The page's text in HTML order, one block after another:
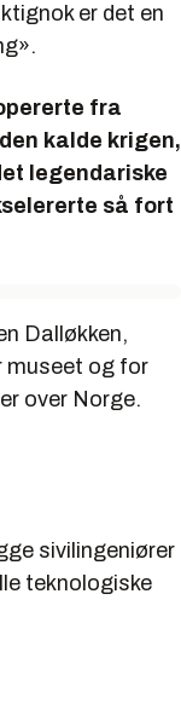
er det en
fra
kalde krigen,
legendariske
så fort
Dalløkken,
museet og for
over Norge.
sivilingeniører
teknologiske